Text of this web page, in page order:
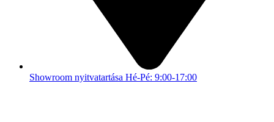
Showroom nyitvatartása Hé-Pé: 9:00-17:00